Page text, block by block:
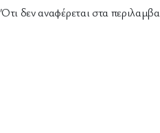
Ότι δεν αναφέρεται στα